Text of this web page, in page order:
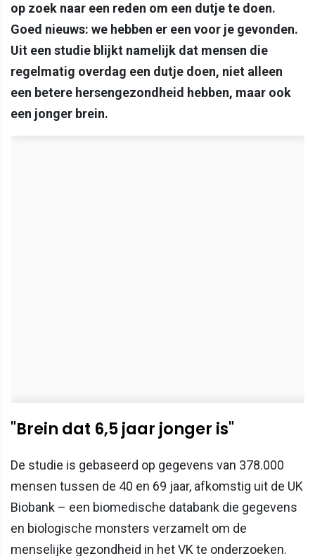
op zoek naar een reden om een dutje te doen.
Goed nieuws: we hebben er een voor je gevonden.
Uit een studie blijkt namelijk dat mensen die
regelmatig overdag een dutje doen, niet alleen
een betere hersengezondheid hebben, maar ook
een jonger brein.
"Brein dat 6,5 jaar jonger is"
De studie is gebaseerd op gegevens van 378.000
mensen tussen de 40 en 69 jaar, afkomstig uit de UK
Biobank – een biomedische databank die gegevens
en biologische monsters verzamelt om de
menselijke gezondheid in het VK te onderzoeken.